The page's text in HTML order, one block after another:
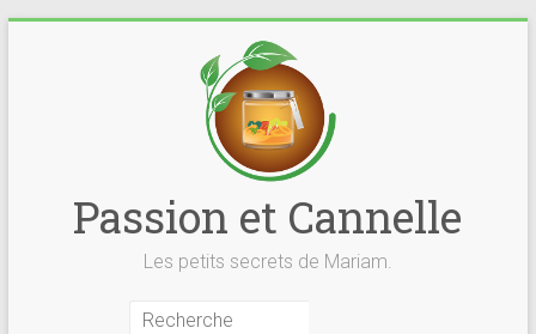
Passion et Cannelle
Les petits secrets de Mariam.